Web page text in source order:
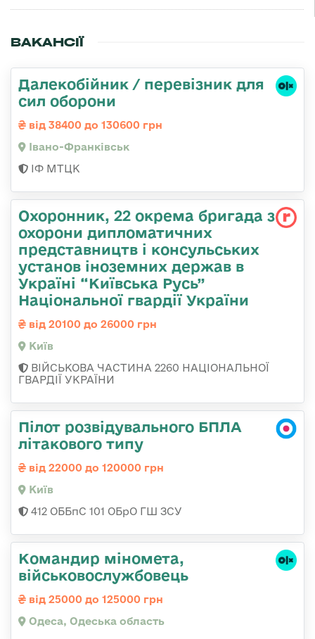
ВАКАНСІЇ
Далекобійник / перевізник для
сил оборони
від 38400 до 130600 грн
Івано-Франківськ
ІФ МТЦК
Охоронник, 22 окрема бригада з
охорони дипломатичних
представництв і консульських
установ іноземних держав в
Україні “Київська Русь”
Національної гвардії України
від 20100 до 26000 грн
Київ
ВІЙСЬКОВА ЧАСТИНА 2260 НАЦІОНАЛЬНОЇ
ГВАРДІЇ УКРАЇНИ
Пілот розвідувального БПЛА
літакового типу
від 22000 до 120000 грн
Київ
412 ОББпС 101 ОБрО ГШ ЗСУ
Командиp міномета,
військовослужбовець
від 25000 до 125000 грн
Одеса, Одеська область